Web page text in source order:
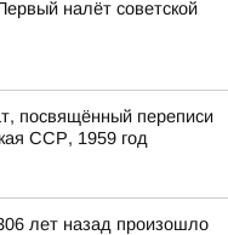
налёт советской
посвящённый переписи
ССР, 1959 год
лет назад произошло